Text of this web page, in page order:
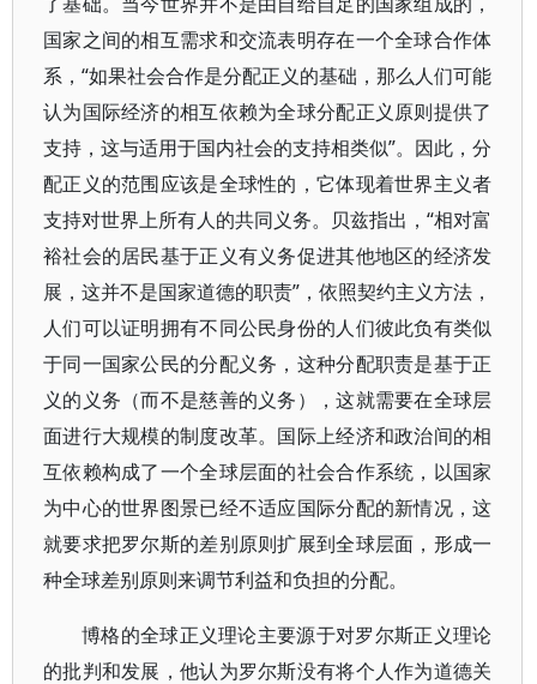
国家之间的相互需求和交流表明存在一个全球合作体
系，“如果社会合作是分配正义的基础，那么人们可能
认为国际经济的相互依赖为全球分配正义原则提供了
支持，这与适用于国内社会的支持相类似”。因此，分
配正义的范围应该是全球性的，它体现着世界主义者
支持对世界上所有人的共同义务。贝兹指出，“相对富
裕社会的居民基于正义有义务促进其他地区的经济发
展，这并不是国家道德的职责”，依照契约主义方法，
人们可以证明拥有不同公民身份的人们彼此负有类似
于同一国家公民的分配义务，这种分配职责是基于正
义的义务（而不是慈善的义务），这就需要在全球层
面进行大规模的制度改革。国际上经济和政治间的相
互依赖构成了一个全球层面的社会合作系统，以国家
为中心的世界图景已经不适应国际分配的新情况，这
就要求把罗尔斯的差别原则扩展到全球层面，形成一
种全球差别原则来调节利益和负担的分配。
博格的全球正义理论主要源于对罗尔斯正义理论
的批判和发展，他认为罗尔斯没有将个人作为道德关